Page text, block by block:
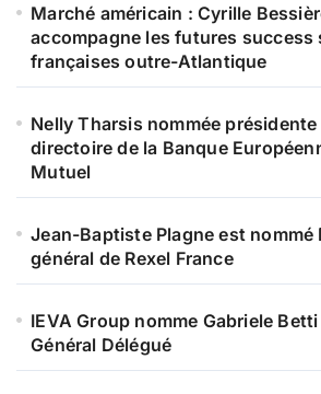
Marché américain : Cyrille
accompagne les futures success
françaises outre-Atlantique
Nelly Tharsis nommée présidente
directoire de la Banque
Mutuel
Jean-Baptiste Plagne est nommé
général de Rexel France
IEVA Group nomme Gabriele
Général Délégué